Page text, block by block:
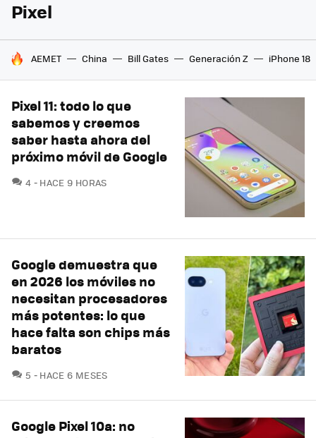
Pixel
HOY SE HABLA DE
AEMET China Bill Gates Generación Z iPhone 18
Pixel 11: todo lo que
sabemos y creemos
saber hasta ahora del
próximo móvil de Google
4 COMENTARIOS
HACE 9 HORAS
Google demuestra que
en 2026 los móviles no
necesitan procesadores
más potentes: lo que
hace falta son chips más
baratos
5 COMENTARIOS
HACE 6 MESES
Google Pixel 10a: no